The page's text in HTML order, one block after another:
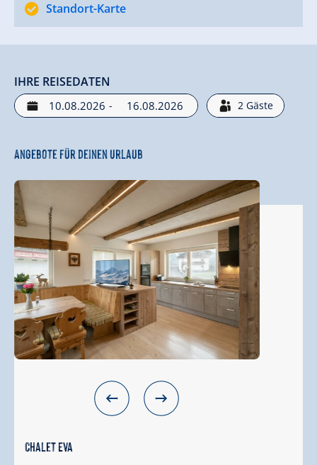
Standort-Karte
IHRE REISEDATEN
- 2 Gäste
Angebote für deinen Urlaub
Chalet Eva